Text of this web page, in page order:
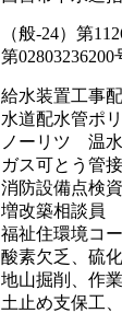
（般-24）第
第
給水装置工事
水道配水管ポ
ノーリツ 温
ガス可とう管
消防設備点検
増改築相談員
福祉住環境コ
酸素欠乏、硫
地山掘削、作
土止め支保工